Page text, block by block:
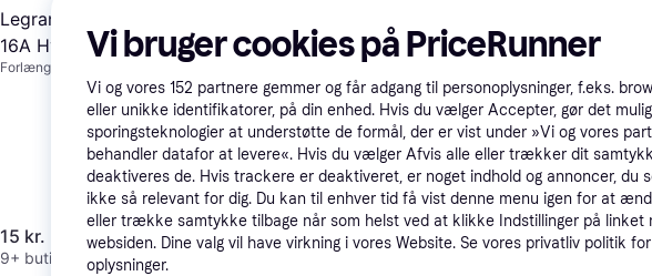
Legrand Adapter Schuko
16A Hvid
Forlængerstik
15 kr.
9+ butikker
E-Line Schuko
Forlængerled Sort
Forlængerstik
GN Belysning
Forlængerled til
Forlængerstik
11 kr.
9+ butikker
Vi bruger cookies på PriceRunner
Vi og vores 152 partnere gemmer og får adgang til personoplysninger, f.eks.
eller unikke identifikatorer, på din enhed. Hvis du vælger Accepter, gør det
sporingsteknologier at understøtte de formål, der er vist under »Vi og vores
behandler datafor at levere«. Hvis du vælger Afvis alle eller trækker dit
deaktiveres de. Hvis trackere er deaktiveret, er noget indhold og annoncer, du
ikke så relevant for dig. Du kan til enhver tid få vist denne menu igen for at
eller trække samtykke tilbage når som helst ved at klikke Indstillinger på linket
websiden. Dine valg vil have virkning i vores Website. Se vores privatliv politik
oplysninger.